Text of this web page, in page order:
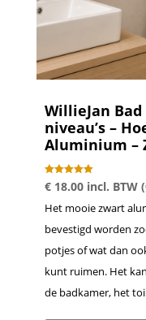
WillieJan Bad
niveau’s –
Aluminium –
Gewaardeer
d
uit 5
€18.00 incl. BTW (
Het mooie zwart
bevestigd worden
potjes of wat dan
kunt ruimen. Het
de badkamer, het